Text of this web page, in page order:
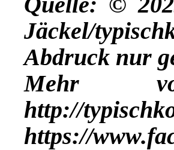
Jäckel/
Abdruck nur
Mehr
http://
https://